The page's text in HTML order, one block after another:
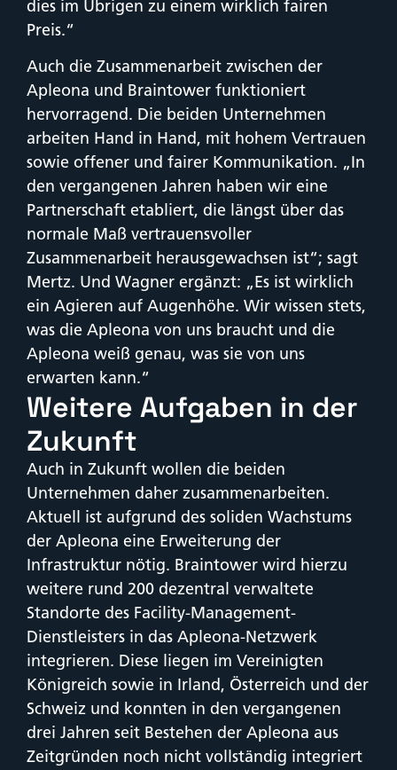
dies im Übrigen zu einem wirklich fairen
Preis.“
Auch die Zusammenarbeit zwischen der
Apleona und Braintower funktioniert
hervorragend. Die beiden Unternehmen
arbeiten Hand in Hand, mit hohem Vertrauen
sowie offener und fairer Kommunikation. „In
den vergangenen Jahren haben wir eine
Partnerschaft etabliert, die längst über das
normale Maß vertrauensvoller
Zusammenarbeit herausgewachsen ist“; sagt
Mertz. Und Wagner ergänzt: „Es ist wirklich
ein Agieren auf Augenhöhe. Wir wissen stets,
was die Apleona von uns braucht und die
Apleona weiß genau, was sie von uns
erwarten kann.“
Weitere Aufgaben in der
Zukunft
Auch in Zukunft wollen die beiden
Unternehmen daher zusammenarbeiten.
Aktuell ist aufgrund des soliden Wachstums
der Apleona eine Erweiterung der
Infrastruktur nötig. Braintower wird hierzu
weitere rund 200 dezentral verwaltete
Standorte des Facility-Management-
Dienstleisters in das Apleona-Netzwerk
integrieren. Diese liegen im Vereinigten
Königreich sowie in Irland, Österreich und der
Schweiz und konnten in den vergangenen
drei Jahren seit Bestehen der Apleona aus
Zeitgründen noch nicht vollständig integriert